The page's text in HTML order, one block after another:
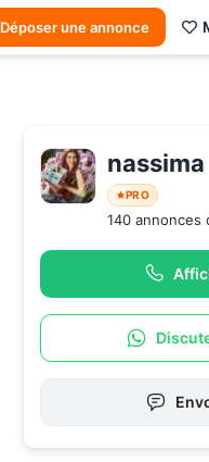
Déposer une annonce
nassima
PRO
140 annonces